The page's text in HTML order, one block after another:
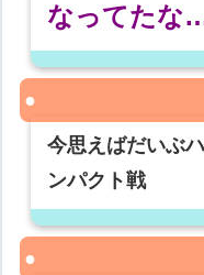
なってたな
今思えばだいぶ
ンパクト戦